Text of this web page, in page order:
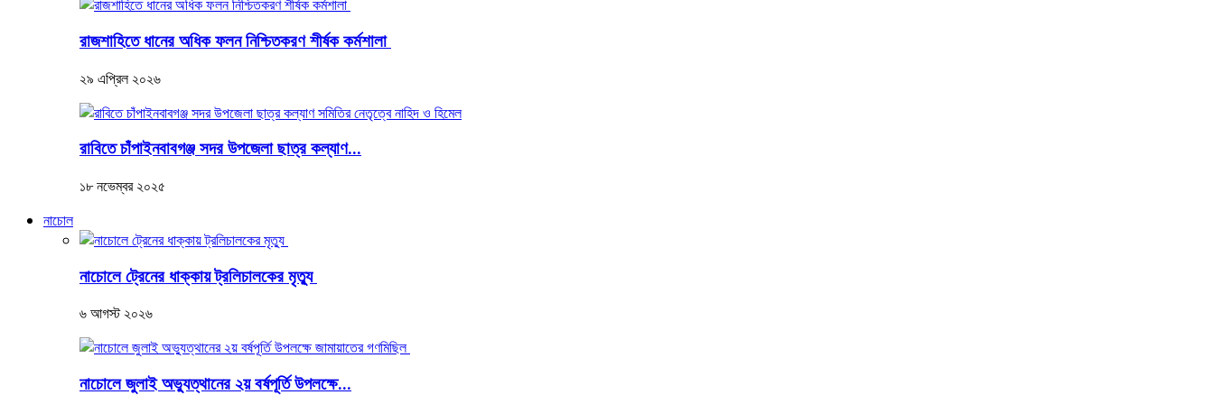
রাজশাহিতে ধানের অধিক ফলন নিশ্চিতকরণ শীর্ষক কর্মশালা
২৯ এপ্রিল ২০২৬
রাবিতে চাঁপাইনবাবগঞ্জ সদর উপজেলা ছাত্র কল্যাণ...
১৮ নভেম্বর ২০২৫
নাচোল
নাচোলে ট্রেনের ধাক্কায় ট্রলিচালকের মৃত্যু
৬ আগস্ট ২০২৬
নাচোলে জুলাই অভ্যুত্থানের ২য় বর্ষপূর্তি উপলক্ষে...